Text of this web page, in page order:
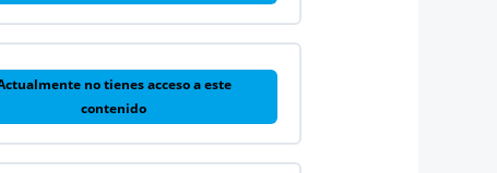
no tienes acceso a este
contenido